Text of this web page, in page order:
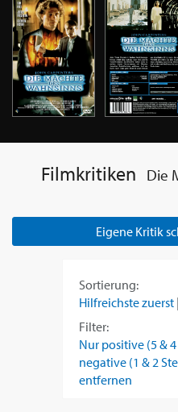
Filmkritiken Die
Eigene Kritik
Sortierung:
Hilfreichste zuerst |
Filter:
Nur positive (5 &
negative (1 & 2
entfernen